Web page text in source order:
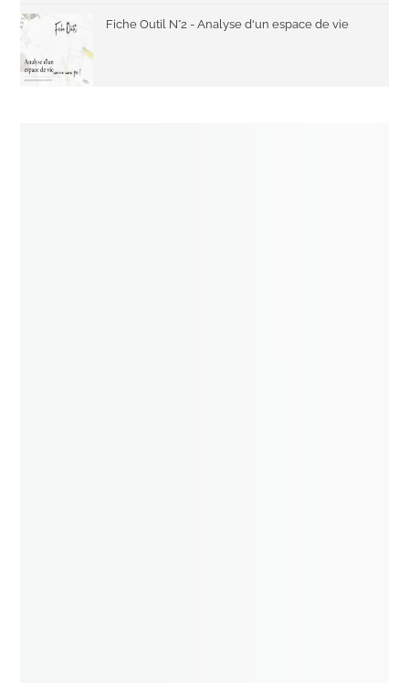
Fiche Outil N°2 - Analyse d'un espace de vie